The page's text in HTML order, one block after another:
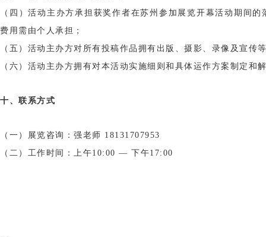
（四）活动主办方承担获奖作者在苏州参加展览开幕活动期间
费用需由个人承担；
（五）活动主办方对所有投稿作品拥有出版、摄影、录像及宣传
（六）活动主办方拥有对本活动实施细则和具体运作方案制定和
十、联系方式
（一）展览咨询 ：强老师 18131707953
（二）工作时间：上午10:00 — 下午17:00